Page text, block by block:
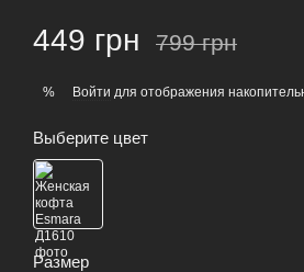
449 грн 799 грн
% Войти для отображения
Выберите цвет
Размер